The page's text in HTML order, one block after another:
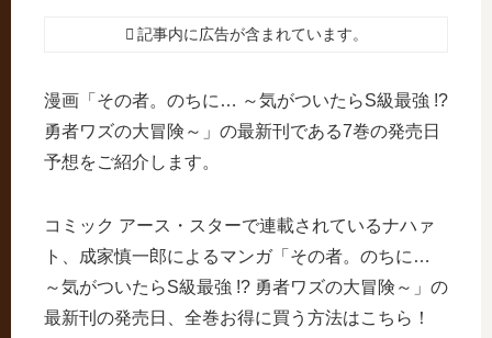
記事内に広告が含まれています。
漫画「その者。のちに… ～気がついたらS級最強 !?
勇者ワズの大冒険～」の最新刊である7巻の発売日
予想をご紹介します。
コミック アース・スターで連載されているナハァ
ト、成家慎一郎によるマンガ「その者。のちに…
～気がついたらS級最強 !? 勇者ワズの大冒険～」の
最新刊の発売日、全巻お得に買う方法はこちら！